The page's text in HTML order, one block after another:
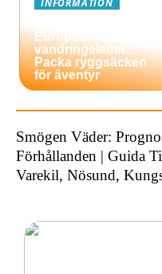
INFORMATION
Europas bästa
vandringsleder:
Packa ryggsäcken
för äventyr
Smögen Väder:
Förhållanden | Guida
Varekil, Nösund,